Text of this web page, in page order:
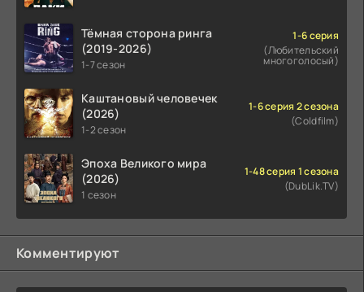
Тёмная сторона ринга
(2019-2026)
1-7 сезон
1-6 серия
(Любительский
многоголосый)
Каштановый человечек
(2026)
1-2 сезон
1-6 серия 2 сезона
(Coldfilm)
Эпоха Великого мира
(2026)
1 сезон
1-48 серия 1 сезона
(DubLik.TV)
Комментируют